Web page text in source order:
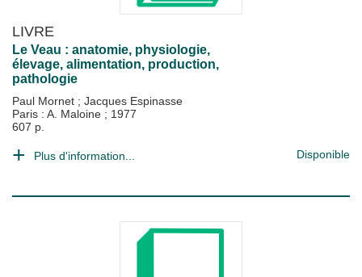
LIVRE
Le Veau : anatomie, physiologie,
élevage, alimentation, production,
pathologie
Paul Mornet ; Jacques Espinasse
Paris : A. Maloine ; 1977
607 p.
Plus d'information... Disponible